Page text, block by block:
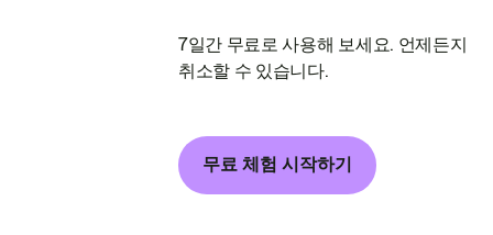
7일간 무료로 사용해 보세요. 언제든지
취소할 수 있습니다.
무료 체험 시작하기